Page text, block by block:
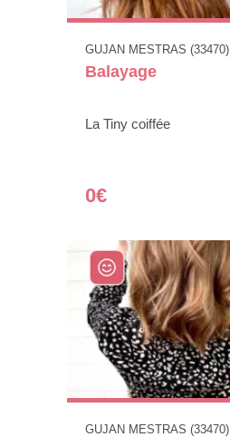
GUJAN MESTRAS (33470)
Balayage
La Tiny coiffée
0€
GUJAN MESTRAS (33470)